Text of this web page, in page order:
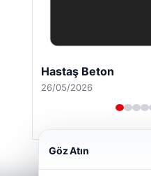
Hastaş Beton
26/05/2026
Göz Atın